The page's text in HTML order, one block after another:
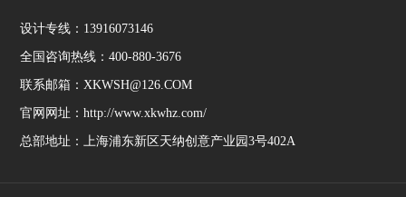
社会组织，受深圳市民
间组织管理局监督管
理，负责深圳市缝制设
设计专线：13916073146
全国咨询热线：400-880-3676
联系邮箱：XKWSH@126.COM
官网网址：http://www.xkwhz.com/
总部地址：上海浦东新区天纳创意产业园3号402A